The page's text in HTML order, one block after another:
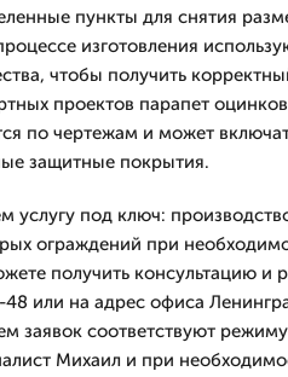
пункты для снятия
изготовления
чтобы получить
проектов парапет
по чертежам и может
защитные покрытия.
услугу под ключ:
ограждений при
получить консультацию и
или на адрес офиса
заявок соответствуют
Михаил и при